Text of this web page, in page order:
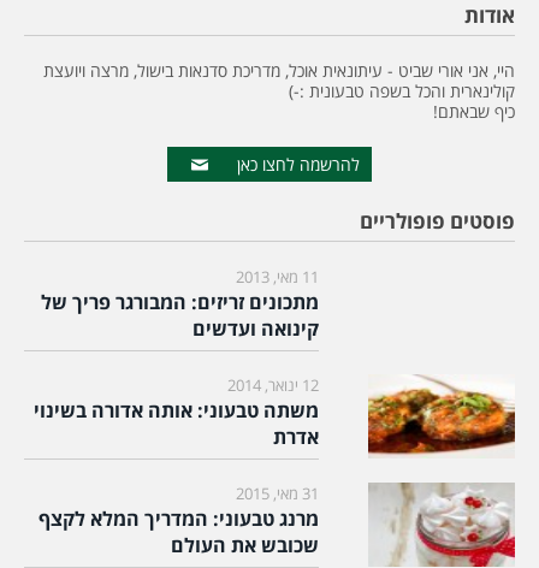
אודות
היי, אני אורי שביט - עיתונאית אוכל, מדריכת סדנאות בישול, מרצה ויועצת
קולינארית והכל בשפה טבעונית :-)
כיף שבאתם!
להרשמה לחצו כאן
פוסטים פופולריים
11 מאי, 2013
מתכונים זריזים: המבורגר פריך של
קינואה ועדשים
12 ינואר, 2014
משתה טבעוני: אותה אדורה בשינוי
אדרת
31 מאי, 2015
מרנג טבעוני: המדריך המלא לקצף
שכובש את העולם